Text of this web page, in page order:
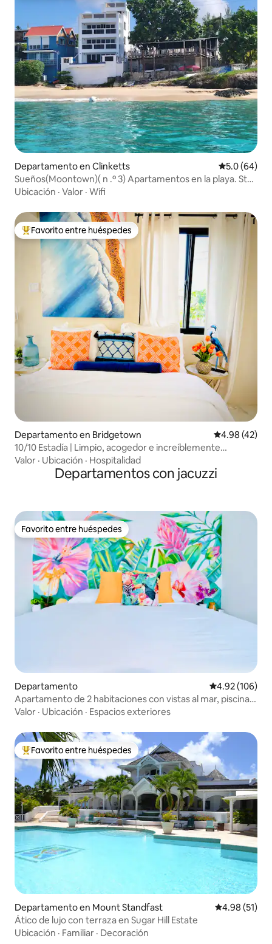
Departamento en Clinketts Calificación
5.0 (64)
Sueños(Moontown)( n .º 3) Apartamentos en la playa. St
Lucy.
Ubicación · Valor · Wifi
De los mejores en Favorito entre huéspedes
Favorito entre huéspedes
Departamento en Bridgetown Calificación
4.98 (42)
10/10 Estadía | Limpio, acogedor e increíblemente
acogedor
Valor · Ubicación · Hospitalidad
Departamentos con jacuzzi
Favorito entre huéspedes
Favorito entre huéspedes
Departamento Calificación
4.92 (106)
Apartamento de 2 habitaciones con vistas al mar, piscina,
playa y vida nocturna
Valor · Ubicación · Espacios exteriores
De los mejores en Favorito entre huéspedes
Favorito entre huéspedes
Departamento en Mount Standfast Calificación
4.98 (51)
Ático de lujo con terraza en Sugar Hill Estate
Ubicación · Familiar · Decoración